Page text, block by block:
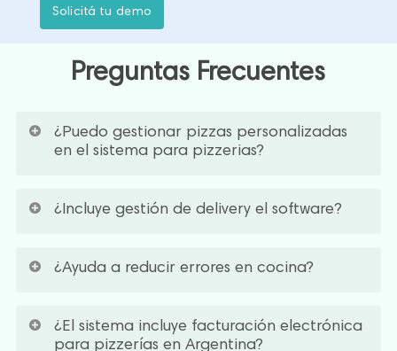
So li citá tu d emo
Preguntas Frecuentes
¿Puedo gestionar pizzas personalizadas
en el sistema para pizzerias?
combinaciones fácilmente.
¿Incluye gestión de delivery el software?
seguimiento con tu propia tienda online, e integrar
desde un solo equipo.
¿Ayuda a reducir errores en cocina?
más dinámica y reduce errores.
¿El sistema incluye facturación electrónica
para pizzerías en Argentina?